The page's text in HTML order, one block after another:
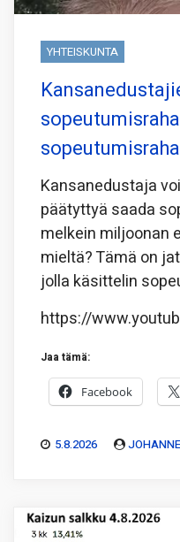
YHTEISKUNTA
Kansanedustaja
päätyttyä saada
melkein miljoonan
mieltä? Tämä on
jolla käsittelin
https://
Jaa tämä:
Facebook
5.8.2026